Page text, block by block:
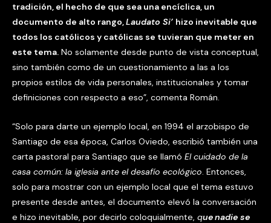
tradición, el hecho de que sea una encíclica, un
documento de alto rango,Laudato Si’ hizo inevitable que
todos los católicos y católicas se tuvieran que meter en
este tema. No solamente desde punto de vista conceptual,
sino también como de un cuestionamiento a las a los
propios estilos de vida personales, institucionales y tomar
definiciones con respecto a eso”, comenta Román.
“Solo para darte un ejemplo local, en 1994 el arzobispo de
Santiago de esa época, Carlos Oviedo, escribió también una
carta pastoral para Santiago que se llamó El cuidado de la
casa común: la iglesia ante el desafío ecológico. Entonces,
solo para mostrar con un ejemplo local que el tema estuvo
presente desde antes, el documento elevó la conversación
e hizo inevitable, por decirlo coloquialmente, quenadie se